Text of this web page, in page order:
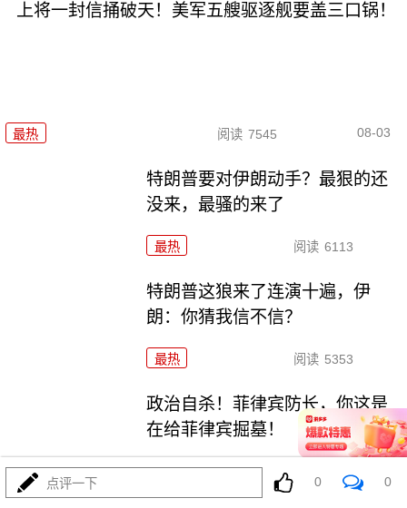
上将一封信捅破天！美军五艘驱逐舰要盖三口锅！
最热 阅读 7545 08-03
特朗普要对伊朗动手？最狠的还
没来，最骚的来了
最热 阅读 6113
特朗普这狼来了连演十遍，伊
朗：你猜我信不信？
最热 阅读 5353
政治自杀！菲律宾防长，你这是
在给菲律宾掘墓！
最热 7111
点评一下 0 0